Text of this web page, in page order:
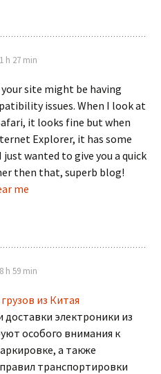
h 27 min
site might be having
issues. When I look at
it looks fine but when
Explorer, it has some
wanted to give you a quick
then that, superb blog!
me
h 59 min
из Китая
доставки электроники из
особого внимания к
а также
транспортировки